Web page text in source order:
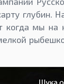
глубин.
мы на